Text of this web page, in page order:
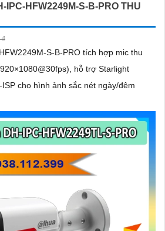
IPC-HFW2249M-S-B-PRO THU
S-B-PRO tích hợp mic thu
hỗ trợ Starlight
cho hình ảnh sắc nét ngày/đêm